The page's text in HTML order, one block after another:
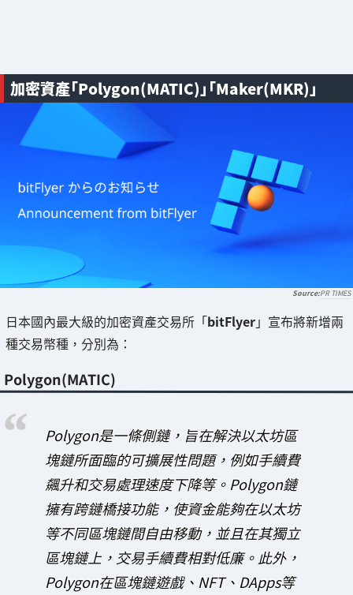
加密資產「Polygon(MATIC)」「Maker(MKR)」
PR TIMES
日本國內最大級的加密資產交易所「bitFlyer」宣布將新增兩
種交易幣種，分別為：
Polygon(MATIC)
Polygon是一條側鏈，旨在解決以太坊區
塊鏈所面臨的可擴展性問題，例如手續費
飆升和交易處理速度下降等。Polygon鏈
擁有跨鏈橋接功能，使資金能夠在以太坊
等不同區塊鏈間自由移動，並且在其獨立
區塊鏈上，交易手續費相對低廉。此外，
Polygon在區塊鏈遊戲、NFT、DApps等